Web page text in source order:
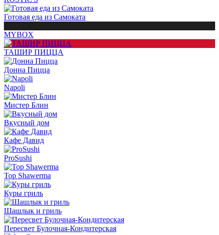
Готовая еда из Самоката
MYBOX
ТАШИР ПИЦЦА
Донна Пицца
Napoli
Мистер Блин
Вкусный дом
Кафе Давид
ProSushi
Top Shawerma
Куры гриль
Шашлык и гриль
Пересвет Булочная-Кондитерская